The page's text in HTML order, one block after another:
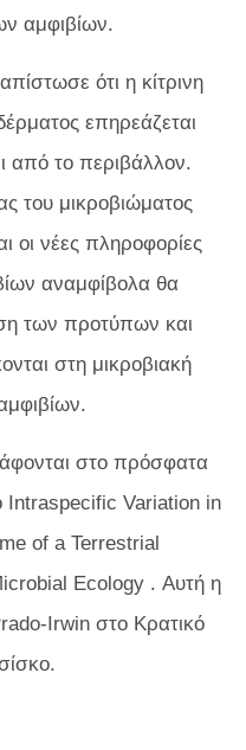
αμφιβίων.
ότι η κίτρινη
επηρεάζεται
από το περιβάλλον.
του μικροβιώματος
οι νέες πληροφορίες
αναμφίβολα θα
των προτύπων και
στη μικροβιακή
στο πρόσφατα
Intraspecific Variation in
of a Terrestrial
Ecology . Αυτή η
Irwin στο Κρατικό